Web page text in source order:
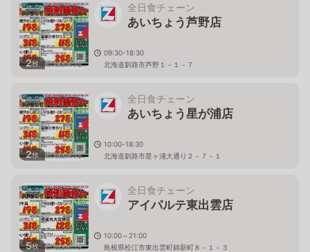
2枚
全日食チェーン
あいちょう芦野店
09:30-18:30
北海道釧路市芦野１－１－７
2枚
全日食チェーン
あいちょう星が浦店
10:00-18:30
北海道釧路市星ヶ浦大通り２－７－１
5枚
全日食チェーン
アイパルテ東出雲店
10:00～21:00
島根県松江市東出雲町錦新町８－１－３